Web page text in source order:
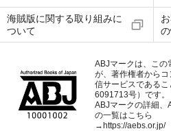
海賊版に関する取り組みに
ついて
ABJマークは、この
が、著作権者から
信サービスである
6091713号）です。
ABJマークの詳細、
の一覧はこちら
→https://aebs.or.jp/